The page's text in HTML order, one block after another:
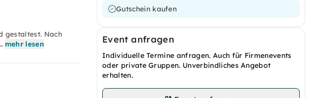
Gutschein kaufen
Event anfragen
Individuelle Termine anfragen. Auch für Firmenevents
oder private Gruppen. Unverbindliches Angebot
erhalten.
gestaltest. Nach
mehr lesen